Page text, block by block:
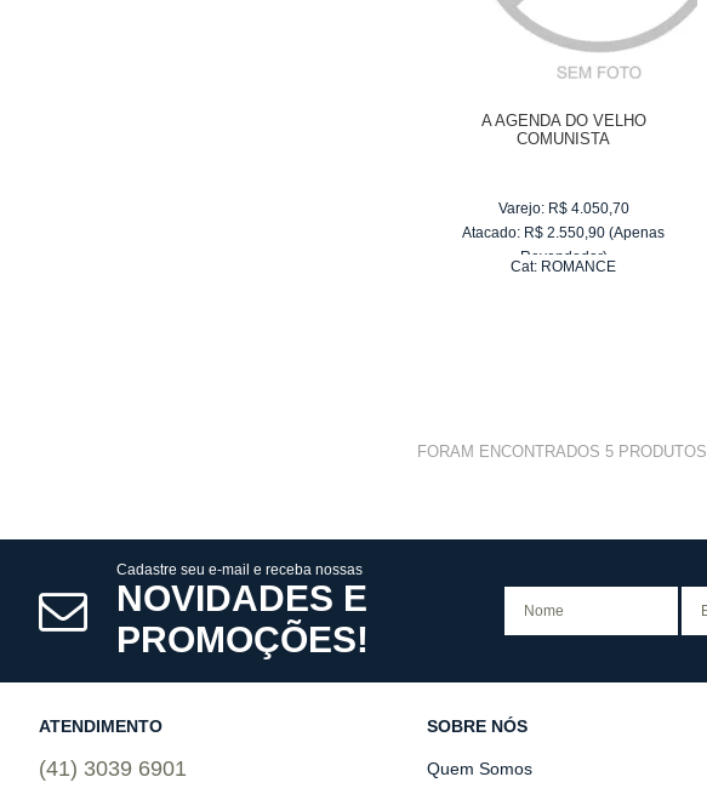
A AGENDA DO VELHO
COMUNISTA
Varejo: R$ 4.050,70
Atacado: R$ 2.550,90 (Apenas
Revendedor)
Cat: ROMANCE
FORAM ENCONTRADOS 5PRODUTOS
Cadastre seu e-mail e receba nossas
NOVIDADES E
PROMOÇÕES!
ATENDIMENTO
(41) 3039 6901
SOBRE NÓS
Quem Somos